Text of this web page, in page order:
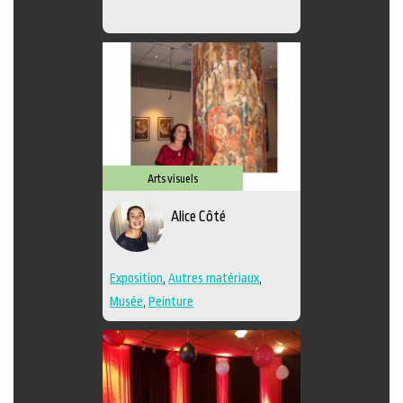
Arts visuels
Alice Côté
Exposition Autres matériaux
Musée Peinture